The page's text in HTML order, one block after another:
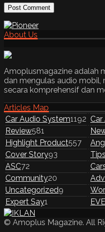
About Us
Amoplusmagazine adalah
dan mengulas audio mobil,
secara komprehensif dan
Articles Map
Car Audio System1192 Car
Review581
Highlight Product557
Cover Story93
ASC72
Community20
Uncategorized9
Expert Say1
© Amoplus Magazine. All